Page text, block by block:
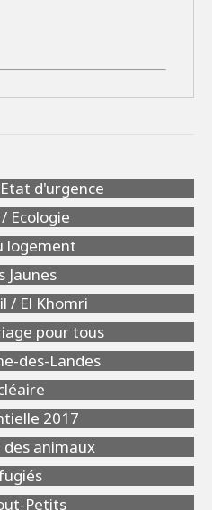
d'urgence
Ecologie
logement
Jaunes
/ El Khomri
pour tous
des-Landes
2017
animaux
Petits